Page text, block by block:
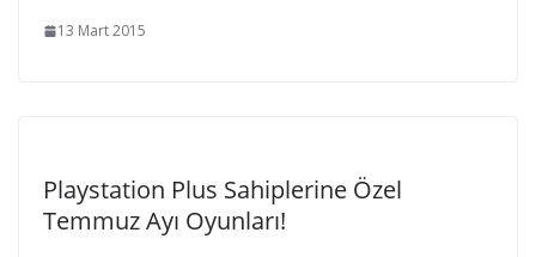
13 Mart 2015
Playstation Plus Sahiplerine Özel
Temmuz Ayı Oyunları!